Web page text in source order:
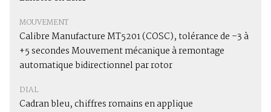
MOUVEMENT
Calibre Manufacture MT5201 (COSC), tolérance de –3 à
+5 secondes Mouvement mécanique à remontage
automatique bidirectionnel par rotor
DIAL
Cadran bleu, chiffres romains en applique